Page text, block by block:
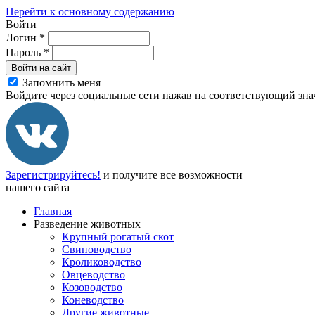
Перейти к основному содержанию
Войти
Логин *
Пароль *
Войти на сайт
Запомнить меня
Войдите через социальные сети нажав на соответствующий
Зарегистрируйтесь! и получите все возможности
нашего сайта
Главная
Разведение животных
Крупный рогатый скот
Свиноводство
Кролиководство
Овцеводство
Козоводство
Коневодство
Другие животные